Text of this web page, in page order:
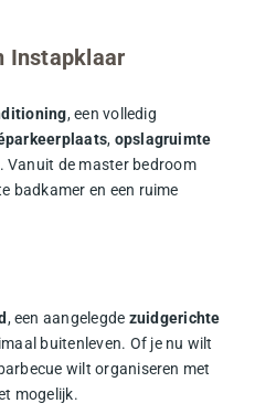
Instapklaar
, een volledig
, opslagruimte
. Vanuit de master bedroom
badkamer en een ruime
, een aangelegde zuidgerichte
buitenleven. Of je nu wilt
wilt organiseren met
mogelijk.